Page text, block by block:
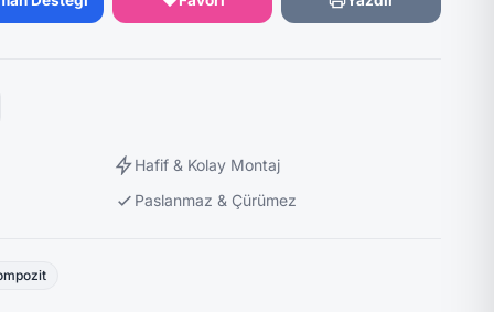
Hafif & Kolay Montaj
Paslanmaz & Çürümez